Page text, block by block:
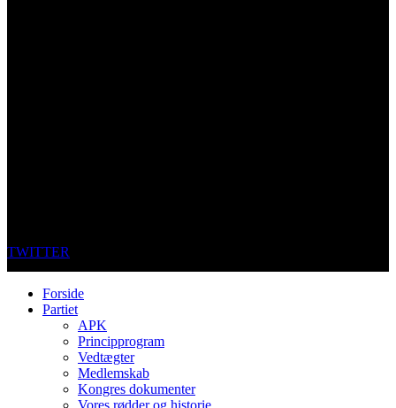
TWITTER
Forside
Partiet
APK
Principprogram
Vedtægter
Medlemskab
Kongres dokumenter